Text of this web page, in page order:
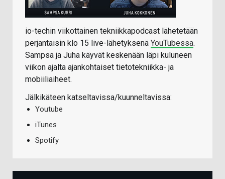
io-techin viikottainen tekniikkapodcast lähetetään
perjantaisin klo 15 live-lähetyksenä YouTubessa.
Sampsa ja Juha käyvät keskenään läpi kuluneen
viikon ajalta ajankohtaiset tietotekniikka- ja
mobiiliaiheet.
Jälkikäteen katseltavissa/kuunneltavissa:
Youtube
iTunes
Spotify